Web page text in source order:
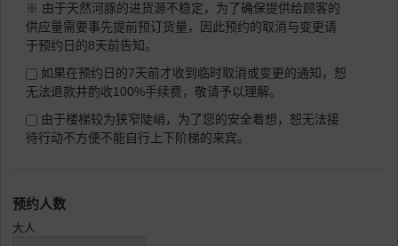
※ 由于天然河豚的进货源不稳定，为了确保提供给顾客的
供应量需要事先提前预订货量，因此预约的取消与变更请
于预约日的8天前告知。
如果在预约日的7天前才收到临时取消或变更的通知，恕
无法退款并酌收100%手续费，敬请予以理解。
由于楼梯较为狭窄陡峭，为了您的安全着想，恕无法接
待行动不方便不能自行上下阶梯的来宾。
预约人数
大人